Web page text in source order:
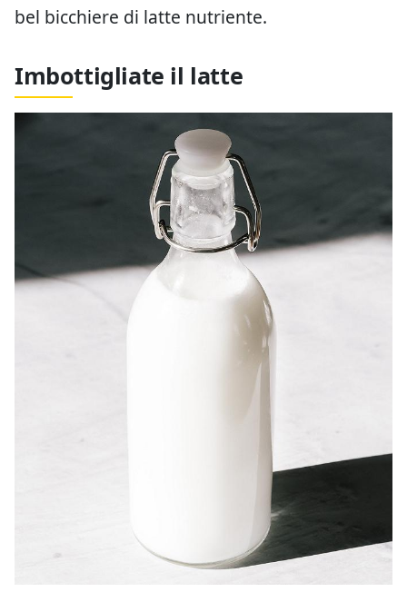
bel bicchiere di latte nutriente.
Imbottigliate il latte